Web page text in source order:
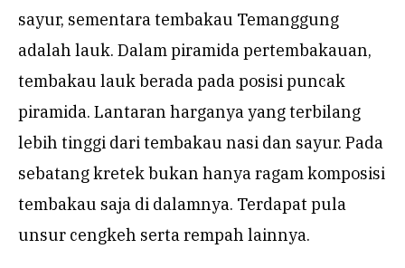
sayur, sementara tembakau Temanggung
adalah lauk. Dalam piramida pertembakauan,
tembakau lauk berada pada posisi puncak
piramida. Lantaran harganya yang terbilang
lebih tinggi dari tembakau nasi dan sayur. Pada
sebatang kretek bukan hanya ragam komposisi
tembakau saja di dalamnya. Terdapat pula
unsur cengkeh serta rempah lainnya.